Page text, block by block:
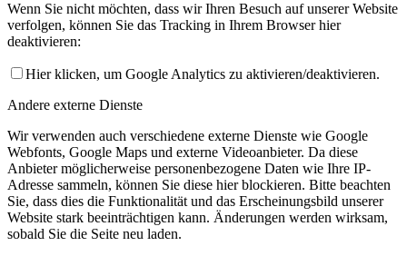
Wenn Sie nicht möchten, dass wir Ihren Besuch auf unserer Website
verfolgen, können Sie das Tracking in Ihrem Browser hier
deaktivieren:
Hier klicken, um Google Analytics zu aktivieren/deaktivieren.
Andere externe Dienste
Wir verwenden auch verschiedene externe Dienste wie Google
Webfonts, Google Maps und externe Videoanbieter. Da diese
Anbieter möglicherweise personenbezogene Daten wie Ihre IP-
Adresse sammeln, können Sie diese hier blockieren. Bitte beachten
Sie, dass dies die Funktionalität und das Erscheinungsbild unserer
Website stark beeinträchtigen kann. Änderungen werden wirksam,
sobald Sie die Seite neu laden.